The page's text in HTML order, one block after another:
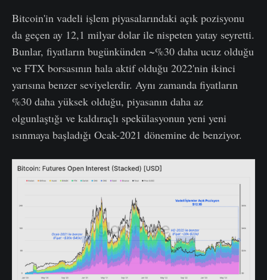
Bitcoin'in vadeli işlem piyasalarındaki açık pozisyonu
da geçen ay 12,1 milyar dolar ile nispeten yatay seyretti.
Bunlar, fiyatların bugünkünden ~%30 daha ucuz olduğu
ve FTX borsasının hala aktif olduğu 2022'nin ikinci
yarısına benzer seviyelerdir. Aynı zamanda fiyatların
%30 daha yüksek olduğu, piyasanın daha az
olgunlaştığı ve kaldıraçlı spekülasyonun yeni yeni
ısınmaya başladığı Ocak-2021 dönemine de benziyor.